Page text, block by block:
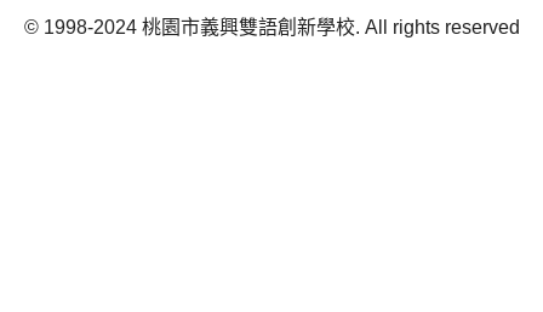
© 1998-2024 桃園市義興雙語創新學校. All rights reserved